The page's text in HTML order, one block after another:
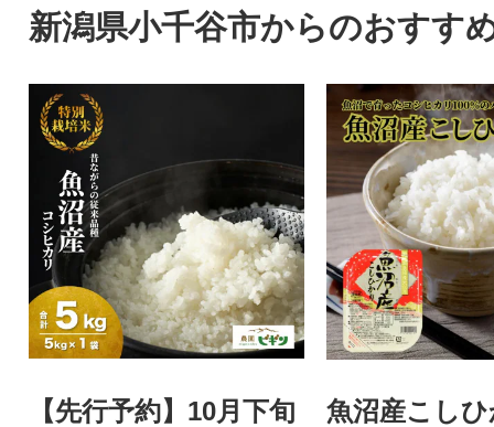
新潟県小千谷市からのおすす
【先行予約】10月下旬
魚沼産こし